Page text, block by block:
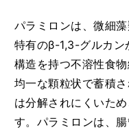
パラミロンは、微細
特有のβ-1,3-グルカン
構造を持つ不溶性食
均一な顆粒状で蓄積
は分解されにくいた
す。パラミロンは、